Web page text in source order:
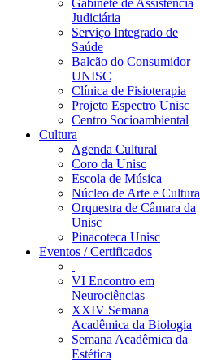
Gabinete de Assistência
Judiciária
Serviço Integrado de
Saúde
Balcão do Consumidor
UNISC
Clínica de Fisioterapia
Projeto Espectro Unisc
Centro Socioambiental
Cultura
Agenda Cultural
Coro da Unisc
Escola de Música
Núcleo de Arte e Cultura
Orquestra de Câmara da
Unisc
Pinacoteca Unisc
Eventos / Certificados
VI Encontro em
Neurociências
XXIV Semana
Acadêmica da Biologia
Semana Acadêmica da
Estética